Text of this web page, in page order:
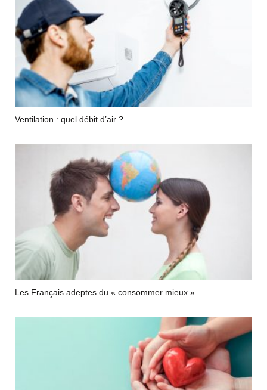
Ventilation : quel débit d’air ?
Les Français adeptes du « consommer mieux »